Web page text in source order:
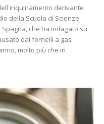
derivante
della Scuola di Scienze
che ha indagato su
dai fornelli a gas
molto più che in